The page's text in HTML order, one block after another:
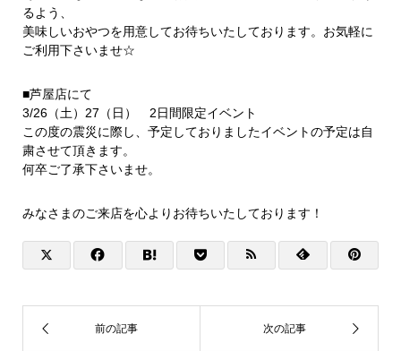
るよう、
美味しいおやつを用意してお待ちいたしております。お気軽に
ご利用下さいませ☆
■芦屋店にて
3/26（土）27（日） 2日間限定イベント
この度の震災に際し、予定しておりましたイベントの予定は自
粛させて頂きます。
何卒ご了承下さいませ。
みなさまのご来店を心よりお待ちいたしております！